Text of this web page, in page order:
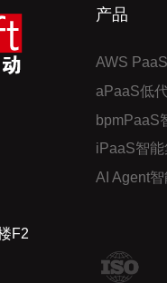
F2
产品
AWS
aPaaS低
bpmPaaS
iPaaS智能
AI Agent